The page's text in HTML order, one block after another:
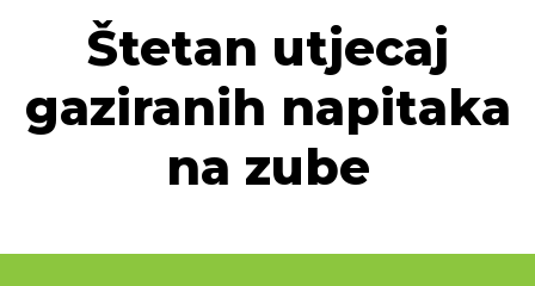
Štetan utjecaj
gaziranih napitaka
na zube